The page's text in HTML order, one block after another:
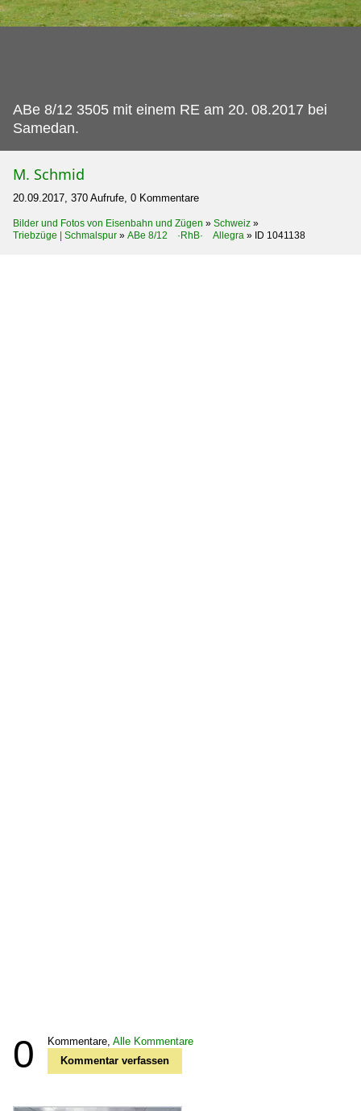
ABe 8/12 3505 mit einem RE am 20. 08.2017 bei
Samedan.
M. Schmid
20.09.2017, 370 Aufrufe, 0 Kommentare
Bilder und Fotos von Eisenbahn und Zügen » Schweiz »
Triebzüge | Schmalspur » ABe 8/12 ·RhB· Allegra » ID 1041138
0 Kommentare, Alle Kommentare
Kommentar verfassen